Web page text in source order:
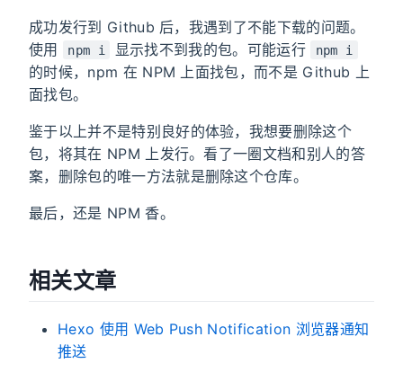
成功发行到 Github 后，我遇到了不能下载的问题。
使用
npm i 显示找不到我的包。可能运行 npm i
的时候，npm 在 NPM 上面找包，而不是 Github 上
面找包。
鉴于以上并不是特别良好的体验，我想要删除这个
包，将其在 NPM 上发行。看了一圈文档和别人的答
案，删除包的唯一方法就是删除这个仓库。
最后，还是 NPM 香。
相关文章
Hexo 使用 Web Push Notification 浏览器通知
推送